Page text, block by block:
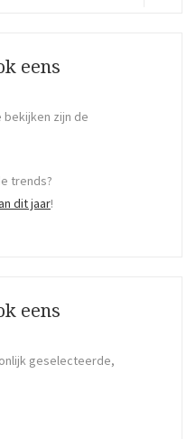
eens
zijn de
trends?
dit jaar!
eens
geselecteerde,